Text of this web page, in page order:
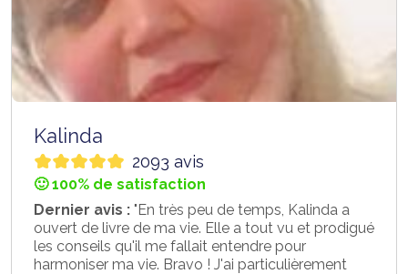
Kalinda
2093 avis
🙂 100% de satisfaction
Dernier avis : "En très peu de temps, Kalinda a
ouvert de livre de ma vie. Elle a tout vu et prodigué
les conseils qu'il me fallait entendre pour
harmoniser ma vie. Bravo ! J'ai particulièrement